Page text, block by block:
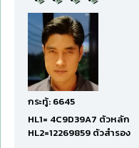
กระทู้: 6645
HL1= 4C9D39A7 ตัวหลัก
HL2=12269859 ตัวสำรอง